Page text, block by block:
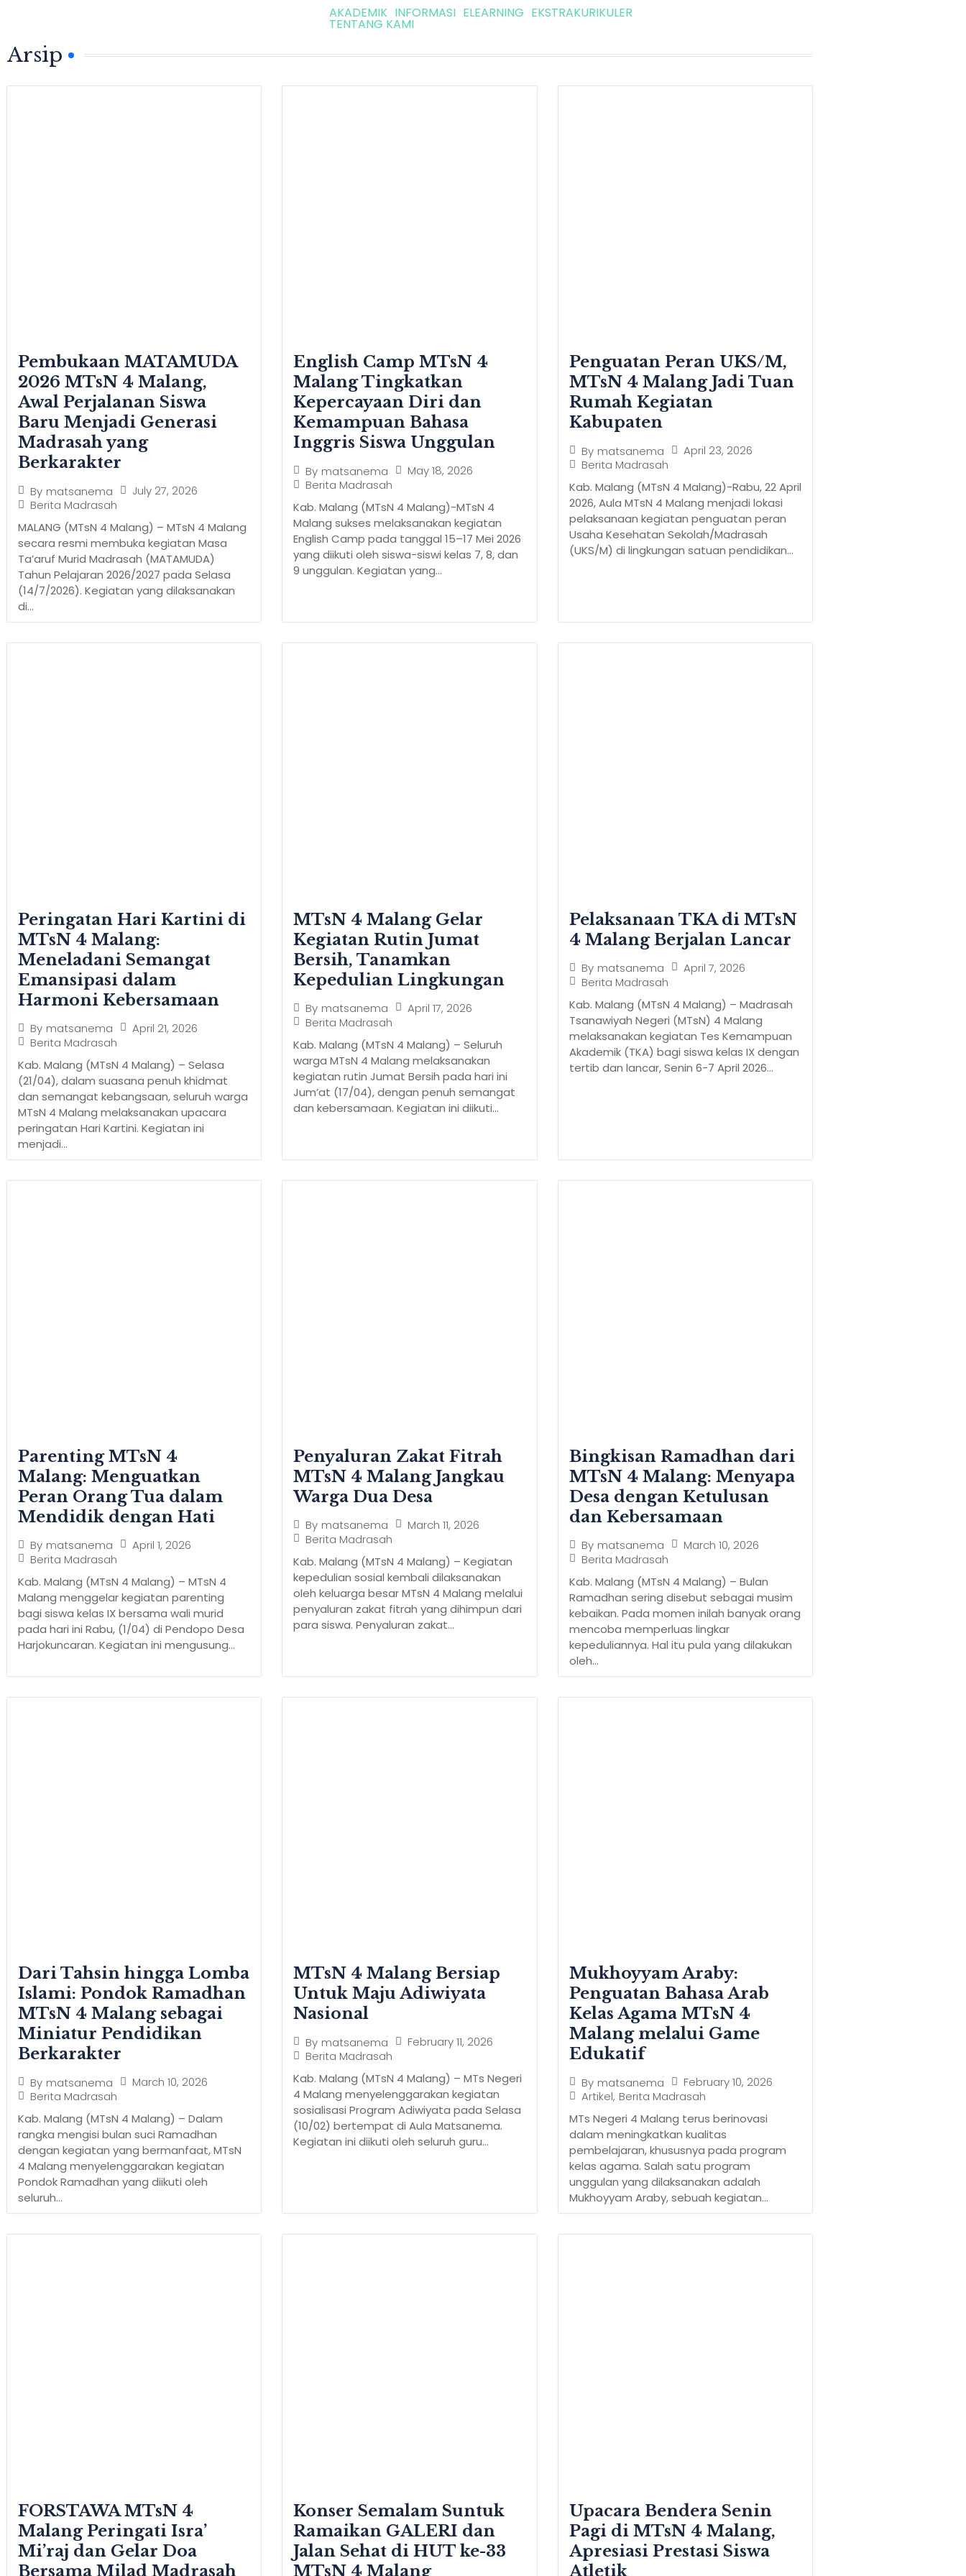
AKADEMIK INFORMASI ELEARNING EKSTRAKURIKULER
TENTANG KAMI
Arsip
Pembukaan MATAMUDA
2026 MTsN 4 Malang,
Awal Perjalanan Siswa
Baru Menjadi Generasi
Madrasah yang
Berkarakter
By matsanema
July 27, 2026
Berita Madrasah
MALANG (MTsN 4 Malang) – MTsN 4 Malang
secara resmi membuka kegiatan Masa
Ta’aruf Murid Madrasah (MATAMUDA)
Tahun Pelajaran 2026/2027 pada Selasa
(14/7/2026). Kegiatan yang dilaksanakan
di...
English Camp MTsN 4
Malang Tingkatkan
Kepercayaan Diri dan
Kemampuan Bahasa
Inggris Siswa Unggulan
By matsanema
May 18, 2026
Berita Madrasah
Kab. Malang (MTsN 4 Malang)-MTsN 4
Malang sukses melaksanakan kegiatan
English Camp pada tanggal 15–17 Mei 2026
yang diikuti oleh siswa-siswi kelas 7, 8, dan
9 unggulan. Kegiatan yang...
Penguatan Peran UKS/M,
MTsN 4 Malang Jadi Tuan
Rumah Kegiatan
Kabupaten
By matsanema
April 23, 2026
Berita Madrasah
Kab. Malang (MTsN 4 Malang)-Rabu, 22 April
2026, Aula MTsN 4 Malang menjadi lokasi
pelaksanaan kegiatan penguatan peran
Usaha Kesehatan Sekolah/Madrasah
(UKS/M) di lingkungan satuan pendidikan...
Peringatan Hari Kartini di
MTsN 4 Malang:
Meneladani Semangat
Emansipasi dalam
Harmoni Kebersamaan
By matsanema
April 21, 2026
Berita Madrasah
Kab. Malang (MTsN 4 Malang) – Selasa
(21/04), dalam suasana penuh khidmat
dan semangat kebangsaan, seluruh warga
MTsN 4 Malang melaksanakan upacara
peringatan Hari Kartini. Kegiatan ini
menjadi...
MTsN 4 Malang Gelar
Kegiatan Rutin Jumat
Bersih, Tanamkan
Kepedulian Lingkungan
By matsanema
April 17, 2026
Berita Madrasah
Kab. Malang (MTsN 4 Malang) – Seluruh
warga MTsN 4 Malang melaksanakan
kegiatan rutin Jumat Bersih pada hari ini
Jum’at (17/04), dengan penuh semangat
dan kebersamaan. Kegiatan ini diikuti...
Pelaksanaan TKA di MTsN
4 Malang Berjalan Lancar
By matsanema
April 7, 2026
Berita Madrasah
Kab. Malang (MTsN 4 Malang) – Madrasah
Tsanawiyah Negeri (MTsN) 4 Malang
melaksanakan kegiatan Tes Kemampuan
Akademik (TKA) bagi siswa kelas IX dengan
tertib dan lancar, Senin 6-7 April 2026...
Parenting MTsN 4
Malang: Menguatkan
Peran Orang Tua dalam
Mendidik dengan Hati
By matsanema
April 1, 2026
Berita Madrasah
Kab. Malang (MTsN 4 Malang) – MTsN 4
Malang menggelar kegiatan parenting
bagi siswa kelas IX bersama wali murid
pada hari ini Rabu, (1/04) di Pendopo Desa
Harjokuncaran. Kegiatan ini mengusung...
Penyaluran Zakat Fitrah
MTsN 4 Malang Jangkau
Warga Dua Desa
By matsanema
March 11, 2026
Berita Madrasah
Kab. Malang (MTsN 4 Malang) – Kegiatan
kepedulian sosial kembali dilaksanakan
oleh keluarga besar MTsN 4 Malang melalui
penyaluran zakat fitrah yang dihimpun dari
para siswa. Penyaluran zakat...
Bingkisan Ramadhan dari
MTsN 4 Malang: Menyapa
Desa dengan Ketulusan
dan Kebersamaan
By matsanema
March 10, 2026
Berita Madrasah
Kab. Malang (MTsN 4 Malang) – Bulan
Ramadhan sering disebut sebagai musim
kebaikan. Pada momen inilah banyak orang
mencoba memperluas lingkar
kepeduliannya. Hal itu pula yang dilakukan
oleh...
Dari Tahsin hingga Lomba
Islami: Pondok Ramadhan
MTsN 4 Malang sebagai
Miniatur Pendidikan
Berkarakter
By matsanema
March 10, 2026
Berita Madrasah
Kab. Malang (MTsN 4 Malang) – Dalam
rangka mengisi bulan suci Ramadhan
dengan kegiatan yang bermanfaat, MTsN
4 Malang menyelenggarakan kegiatan
Pondok Ramadhan yang diikuti oleh
seluruh...
MTsN 4 Malang Bersiap
Untuk Maju Adiwiyata
Nasional
By matsanema
February 11, 2026
Berita Madrasah
Kab. Malang (MTsN 4 Malang) – MTs Negeri
4 Malang menyelenggarakan kegiatan
sosialisasi Program Adiwiyata pada Selasa
(10/02) bertempat di Aula Matsanema.
Kegiatan ini diikuti oleh seluruh guru...
Mukhoyyam Araby:
Penguatan Bahasa Arab
Kelas Agama MTsN 4
Malang melalui Game
Edukatif
By matsanema
February 10, 2026
Artikel, Berita Madrasah
MTs Negeri 4 Malang terus berinovasi
dalam meningkatkan kualitas
pembelajaran, khususnya pada program
kelas agama. Salah satu program
unggulan yang dilaksanakan adalah
Mukhoyyam Araby, sebuah kegiatan...
FORSTAWA MTsN 4
Malang Peringati Isra’
Mi’raj dan Gelar Doa
Bersama Milad Madrasah
Konser Semalam Suntuk
Ramaikan GALERI dan
Jalan Sehat di HUT ke-33
MTsN 4 Malang
Upacara Bendera Senin
Pagi di MTsN 4 Malang,
Apresiasi Prestasi Siswa
Atletik